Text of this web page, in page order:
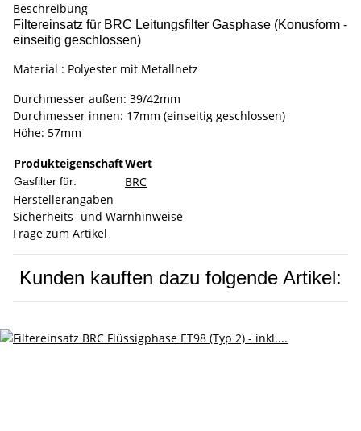
Beschreibung
Filtereinsatz für BRC Leitungsfilter Gasphase (Konusform -
einseitig geschlossen)
Material : Polyester mit Metallnetz
Durchmesser außen: 39/42mm
Durchmesser innen: 17mm (einseitig geschlossen)
Höhe: 57mm
ProdukteigenschaftWert
Gasfilter für:
BRC
Herstellerangaben
Sicherheits- und Warnhinweise
Frage zum Artikel
Kunden kauften dazu folgende Artikel: